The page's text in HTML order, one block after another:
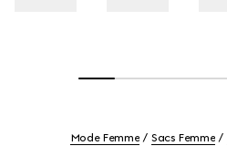
Mode Femme Sacs Femme